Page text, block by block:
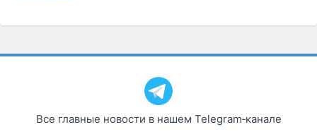
Все главные новости в нашем Telegram‑канале